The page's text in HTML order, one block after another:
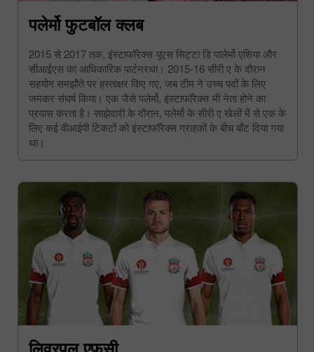
पलेर्मो फुटबॉल क्लब
2015 से 2017 तक, इंस्टाफॉरेक्स यूएस सिट्टा डि पालेर्मो एशिया और
सीआईएस का आधिकारिक पार्टनरथा। 2015-16 सीरी ए के दौरान
सहयोग समझौते पर हस्ताक्षर किए गए, जब टीम ने उच्च पदों के लिए
जमकर संघर्ष किया। एक जैसे पलेर्मो, इंस्टाफॉरेक्स भी नेता होने का
प्रयास करता है। साझेदारी के दौरान, पलेर्मो के सीरी ए खेलों में से एक के
लिए कई वीआईपी टिकटों को इंस्टाफॉरेक्स ग्राहकों के बीच बाँट दिया गया
था।